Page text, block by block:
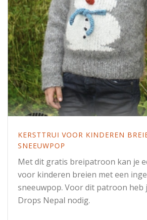
KERSTTRUI VOOR KINDEREN
SNEEUWPOP
Met dit gratis breipatroon kan je
voor kinderen breien met een
sneeuwpop. Voor dit patroon heb
Drops Nepal nodig.